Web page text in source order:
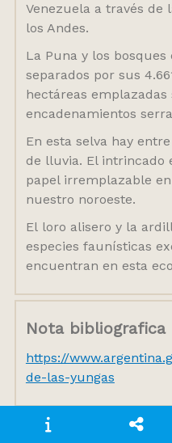
Venezuela a través de
los Andes.
La Puna y los bosques
separados por sus
hectáreas emplazadas
encadenamientos
En esta selva hay
de lluvia. El intrincado
papel irremplazable
nuestro noroeste.
El loro alisero y la
especies faunísticas
encuentran en esta
Nota bibliografica
https://
de-las-yungas